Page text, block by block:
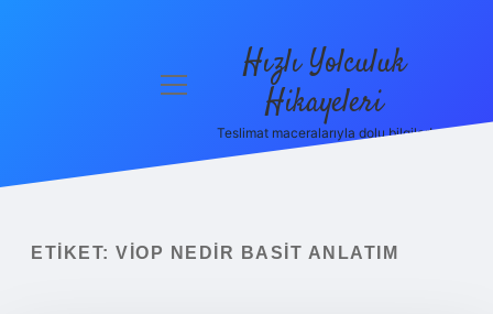
menüyü
Hızlı Yolculuk
Hikayeleri
Teslimat maceralarıyla dolu bilgiler!
ETIKET: VİOP NEDIR BASIT ANLATIM